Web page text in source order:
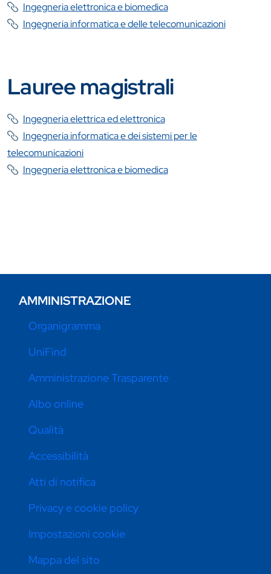
Ingegneria elettronica e biomedica
Ingegneria informatica e delle telecomunicazioni
Lauree magistrali
Ingegneria elettrica ed elettronica
Ingegneria informatica e dei sistemi per le
telecomunicazioni
Ingegneria elettronica e biomedica
AMMINISTRAZIONE
Organigramma
UniFind
Amministrazione Trasparente
Albo online
Qualità
Accessibilità
Atti di notifica
Privacy e cookie policy
Impostazioni cookie
Mappa del sito